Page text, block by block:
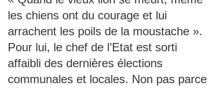
les chiens ont du courage et lui
arrachent les poils de la moustache ».
Pour lui, le chef de l’Etat est sorti
affaibli des dernières élections
communales et locales. Non pas parce